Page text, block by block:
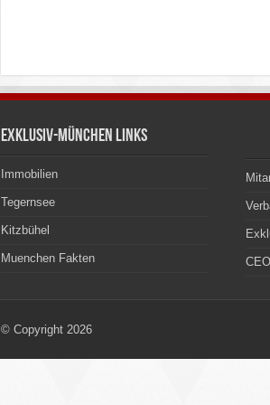
Exklusiv-München Links
Immobilien
Tegernsee
Kitzbühel
Muenchen Fakten
© Copyright 2026